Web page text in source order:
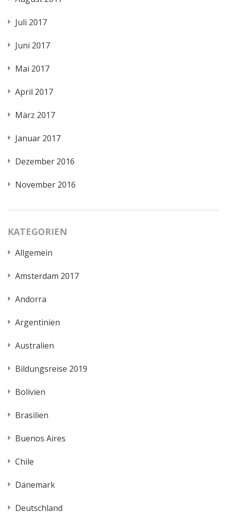
Juli 2017
Juni 2017
Mai 2017
April 2017
März 2017
Januar 2017
Dezember 2016
November 2016
KATEGORIEN
Allgemein
Amsterdam 2017
Andorra
Argentinien
Australien
Bildungsreise 2019
Bolivien
Brasilien
Buenos Aires
Chile
Dänemark
Deutschland